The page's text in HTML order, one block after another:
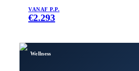
VANAF P.P.
€2.293
Wellness